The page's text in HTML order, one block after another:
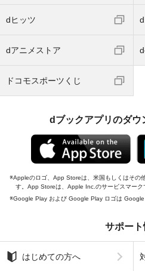
dヒッツ
dアニメストア
ドコモスポーツくじ
dブックアプリのダウ
Appleのロゴ、App Storeは、米国もしくはその
す。App Storeは、Apple Inc.のサービスマーク
Google Play および Google Play ロゴは Google
サポート
はじめての方へ